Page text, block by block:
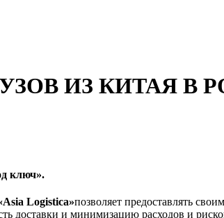
ИЗ КИТАЯ В
ключ».
Logistica»позволяет предоставлять
доставки и минимизацию расходов и